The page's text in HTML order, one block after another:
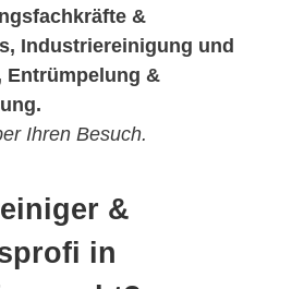
&
Industriereinigung und
Entrümpelung &
Ihren Besuch.
&
in